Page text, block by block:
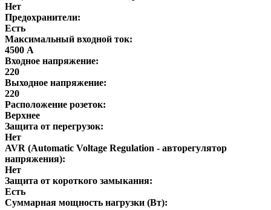
Нет
Предохранители:
Есть
Максимальный входной ток:
4500 А
Входное напряжение:
220
Выходное напряжение:
220
Расположение розеток:
Верхнее
Защита от перегрузок:
Нет
AVR (Automatic Voltage Regulation - авторегулятор
напряжения):
Нет
Защита от короткого замыкания:
Есть
Суммарная мощность нагрузки (Вт):